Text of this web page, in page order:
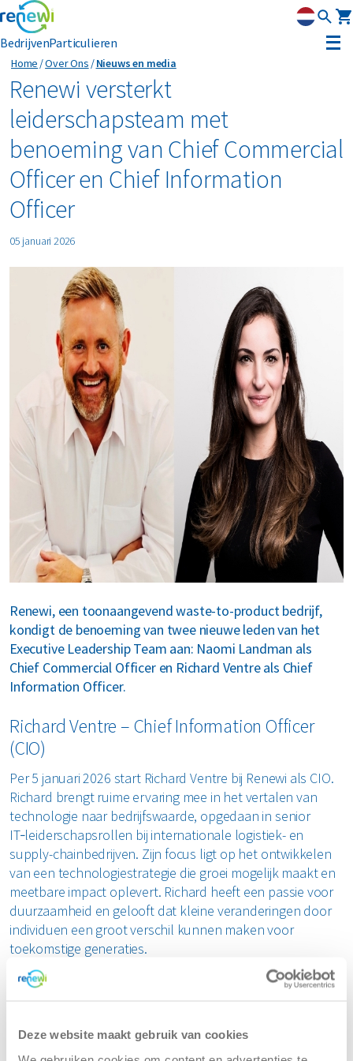
Deze website maakt gebruik van cookies
BedrijvenParticulieren
Strategie
Onze divisies
Geschiedenis
Innovatie
Duurzaamheid
Duurzaamheid
Erkenning
Leadership
Circular Reality Scan
ons
Home Over Ons Nieuws en media
Renewi versterkt
leiderschapsteam met
benoeming van Chief Commercial
Officer en Chief Information
Officer
05 januari 2026
Renewi, een toonaangevend waste-to-product bedrijf,
kondigt de benoeming van twee nieuwe leden van het
Executive Leadership Team aan: Naomi Landman als
Chief Commercial Officer en Richard Ventre als Chief
Information Officer.
Richard Ventre – Chief Information Officer
(CIO)
Per 5 januari 2026 start Richard Ventre bij Renewi als CIO.
Richard brengt ruime ervaring mee in het vertalen van
technologie naar bedrijfswaarde, opgedaan in senior
IT‑leiderschapsrollen bij internationale logistiek- en
supply-chainbedrijven. Zijn focus ligt op het ontwikkelen
van een technologiestrategie die groei mogelijk maakt en
meetbare impact oplevert. Richard heeft een passie voor
duurzaamheid en gelooft dat kleine veranderingen door
individuen een groot verschil kunnen maken voor
toekomstige generaties.
Naomi Landman – Chief Commercial Officer
Naomi Landman treedt per 12 januari 2026 in dienst bij